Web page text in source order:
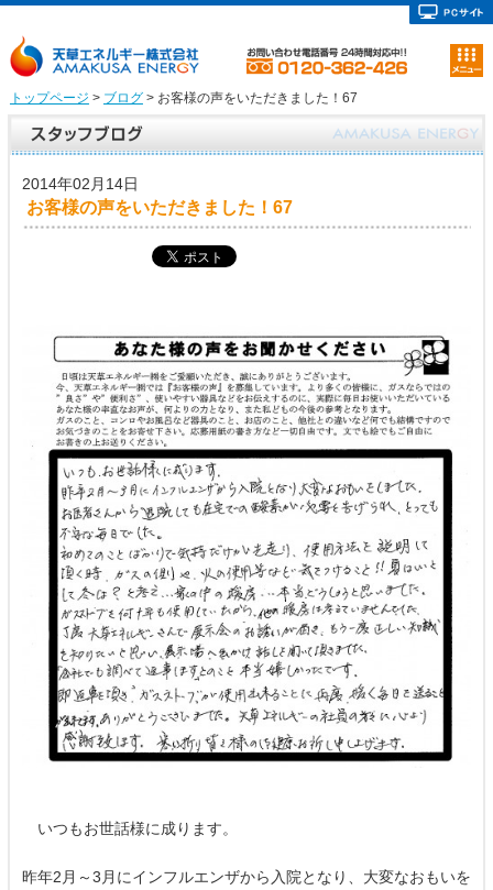
トップページ > ブログ> お客様の声をいただきました！67
2014年02月14日
お客様の声をいただきました！67
いつもお世話様に成ります。
昨年2月～3月にインフルエンザから入院となり、大変なおもいを